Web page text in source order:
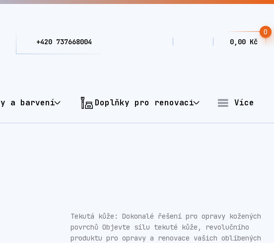
0
0,00 Kč
+420 737668004
a barvení Doplňky pro renovaci Více
Tekutá kůže: Dokonalé řešení pro opravy kožených
povrchů Objevte sílu tekuté kůže, revolučního
produktu pro opravy a renovace vašich oblíbených